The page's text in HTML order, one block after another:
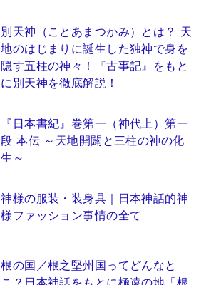
別天神（ことあまつかみ）とは？ 天
地のはじまりに誕生した独神で身を
隠す五柱の神々！『古事記』をもと
に別天神を徹底解説！
『日本書紀』巻第一（神代上）第一
段 本伝 ～天地開闢と三柱の神の化
生～
神様の服装・装身具｜日本神話的神
様ファッション事情の全て
根の国／根之堅州国ってどんなと